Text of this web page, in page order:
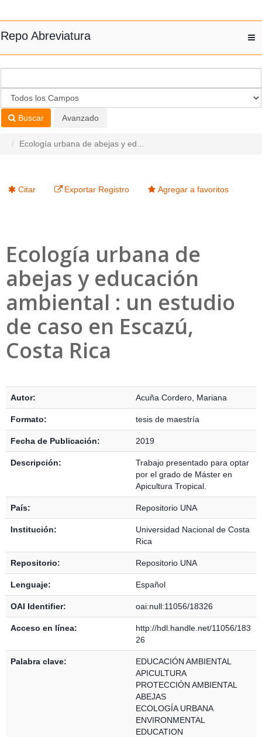
Repo Abreviatura
Buscar Avanzado
Ecología urbana de abejas y ed...
Citar Exportar Registro Agregar a favoritos
Ecología urbana de
abejas y educación
ambiental : un estudio
de caso en Escazú,
Costa Rica
Autor: Acuña Cordero, Mariana
Formato: tesis de maestría
Fecha de Publicación: 2019
Descripción:
Trabajo presentado para optar
por el grado de Máster en
Apicultura Tropical.
País: Repositorio UNA
Institución:
Universidad Nacional de Costa
Rica
Repositorio: Repositorio UNA
Lenguaje: Español
OAI Identifier: oai:null:11056/18326
Acceso en línea:
http://hdl.handle.net/11056/183
26
Palabra clave:
EDUCACIÓN AMBIENTAL
APICULTURA
PROTECCIÓN AMBIENTAL
ABEJAS
ECOLOGÍA URBANA
ENVIRONMENTAL
EDUCATION